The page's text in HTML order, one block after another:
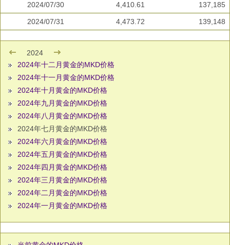
2024/07/30 4,410.61 137,185
2024/07/31 4,473.72 139,148
2024
2024年十二月黄金的MKD价格
2024年十一月黄金的MKD价格
2024年十月黄金的MKD价格
2024年九月黄金的MKD价格
2024年八月黄金的MKD价格
2024年七月黄金的MKD价格
2024年六月黄金的MKD价格
2024年五月黄金的MKD价格
2024年四月黄金的MKD价格
2024年三月黄金的MKD价格
2024年二月黄金的MKD价格
2024年一月黄金的MKD价格